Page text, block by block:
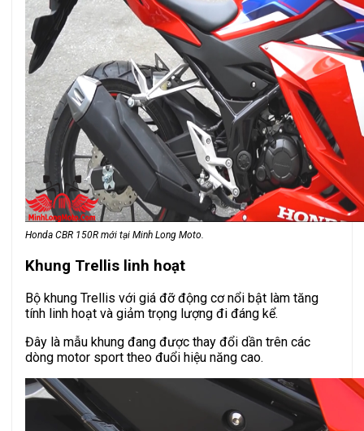
Honda CBR 150R mới tại Minh Long Moto.
Khung Trellis linh hoạt
Bộ khung Trellis với giá đỡ động cơ nổi bật làm tăng
tính linh hoạt và giảm trọng lượng đi đáng kể.
Đây là mẫu khung đang được thay đổi dần trên các
dòng motor sport theo đuổi hiệu năng cao.